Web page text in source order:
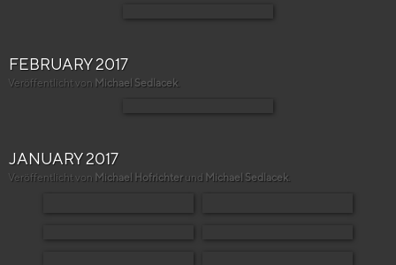
FEBRUARY 2017
Veröffentlicht von Michael Sedlacek
JANUARY 2017
Veröffentlicht von Michael Hofrichterund Michael Sedlacek